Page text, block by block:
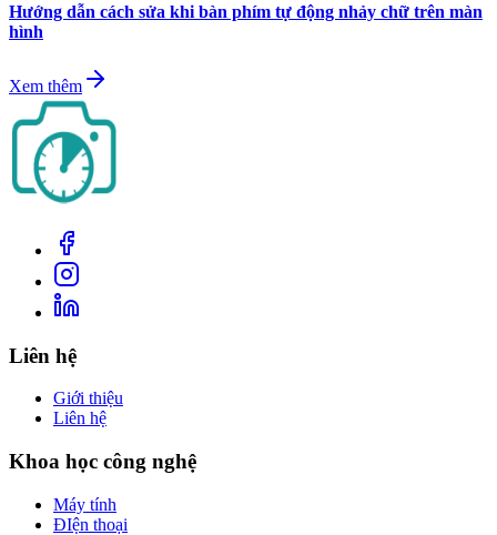
Hướng dẫn cách sửa khi bàn phím tự động nhảy chữ trên màn
hình
Xem thêm
Liên hệ
Giới thiệu
Liên hệ
Khoa học công nghệ
Máy tính
ĐIện thoại